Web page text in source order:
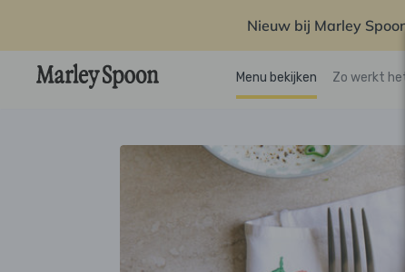
Nieuw bij Marley
Menu bekijken Zo werkt het